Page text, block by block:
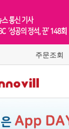
주문조회